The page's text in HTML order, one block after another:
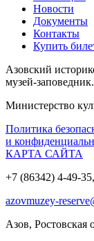
Новости
Документы
Контакты
Купить
Азовский
Министерство
Политика
и
КАРТА САЙТА
+7 (86342) 4-49-35,
azovmuzey-
Азов, Ростовская